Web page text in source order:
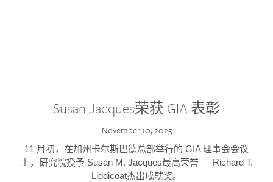
Susan Jacques荣获 GIA 表彰
November 10, 2025
11 月初，在加州卡尔斯巴德总部举行的 GIA 理事会会议
上，研究院授予 Susan M. Jacques最高荣誉 — Richard T.
Liddicoat杰出成就奖。